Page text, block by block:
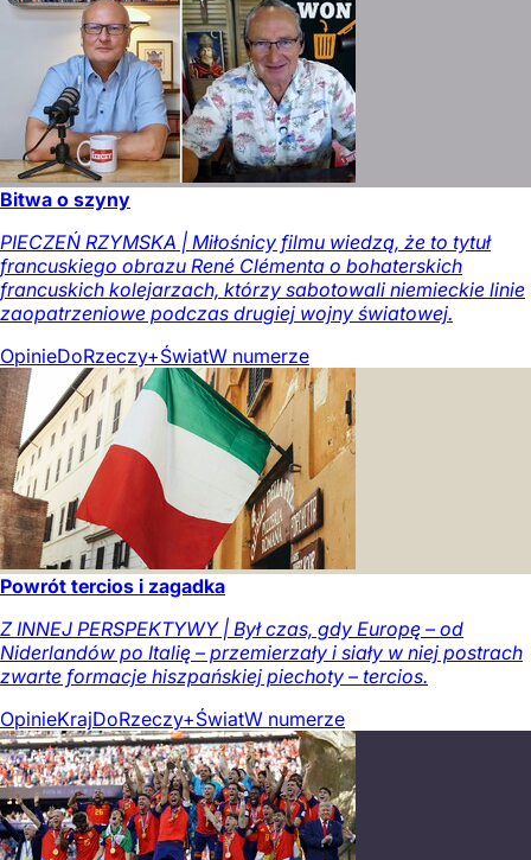
Bitwa o szyny
PIECZEŃ RZYMSKA | Miłośnicy filmu wiedzą, że to tytuł
francuskiego obrazu René Clémenta o bohaterskich
francuskich kolejarzach, którzy sabotowali niemieckie linie
zaopatrzeniowe podczas drugiej wojny światowej.
OpinieDoRzeczy+ŚwiatW numerze
Powrót tercios i zagadka
Z INNEJ PERSPEKTYWY | Był czas, gdy Europę – od
Niderlandów po Italię – przemierzały i siały w niej postrach
zwarte formacje hiszpańskiej piechoty – tercios.
OpinieKrajDoRzeczy+ŚwiatW numerze